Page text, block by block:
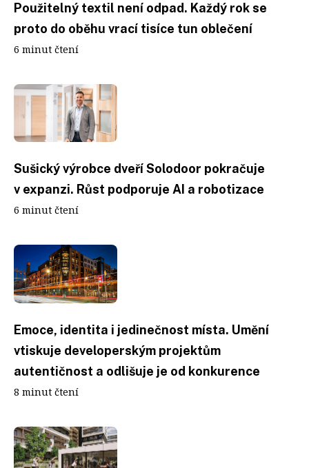
Použitelný textil není odpad. Každý rok se
proto do oběhu vrací tisíce tun oblečení
6 minut čtení
Sušický výrobce dveří Solodoor pokračuje
v expanzi. Růst podporuje AI a robotizace
6 minut čtení
Emoce, identita i jedinečnost místa. Umění
vtiskuje developerským projektům
autentičnost a odlišuje je od konkurence
8 minut čtení